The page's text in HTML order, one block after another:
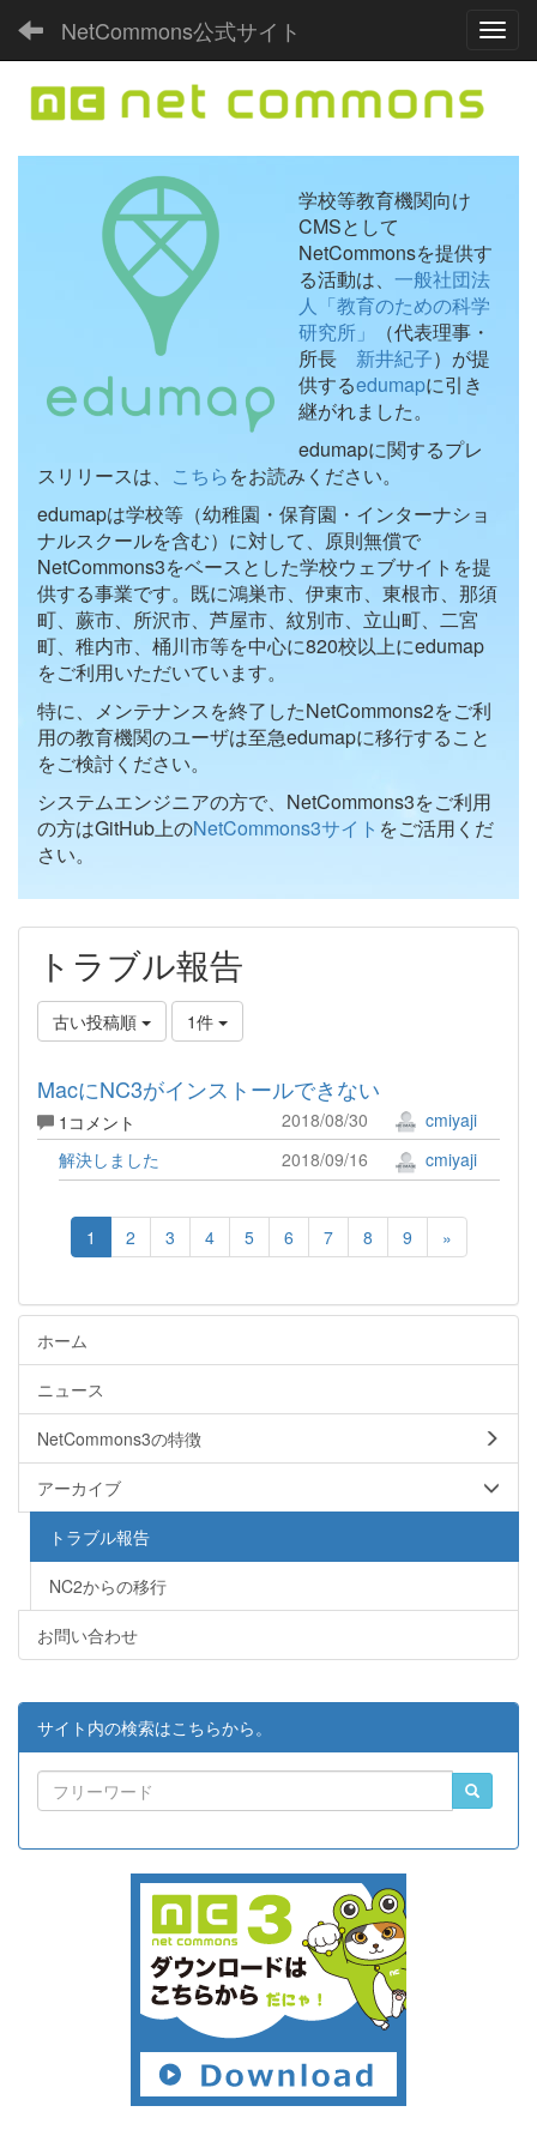
NetCommons公式サイト
学校等教育機関向け
CMSとして
NetCommonsを提供す
る活動は、 一般社団法
人「教育のための科学
研究所」
（代表理事・
所長 新井紀子）が提
供するedumapに引き
継がれました。
edumapに関するプレ
スリリースは、 こちらをお読みください。
edumapは学校等（幼稚園・保育園・インターナショ
ナルスクールを含む）に対して、原則無償で
NetCommons3をベースとした学校ウェブサイトを提
供する事業です。既に鴻巣市、伊東市、東根市、那須
町、蕨市、所沢市、芦屋市、紋別市、立山町、二宮
町、稚内市、桶川市等を中心に820校以上にedumap
をご利用いただいています。
特に、メンテナンスを終了したNetCommons2をご利
用の教育機関のユーザは至急edumapに移行すること
をご検討ください。
システムエンジニアの方で、NetCommons3をご利用
の方はGitHub上のNetCommons3サイト をご活用くだ
さい。
トラブル報告
古い投稿順 1件
MacにNC3がインストールできない
1コメント 2018/08/30
cmiyaji
解決しました
2018/09/16 cmiyaji
1 2 3 4 5 6 7 8 9 »
ホーム
ニュース
NetCommons3の特徴
アーカイブ
トラブル報告
NC2からの移行
お問い合わせ
サイト内の検索はこちらから。